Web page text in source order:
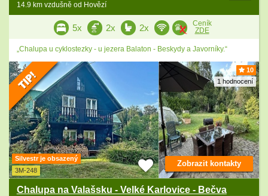
14.9 km vzdušně od Hovězí
5x 2x 2x
Ceník
ZDE
„Chalupa u cyklostezky - u jezera Balaton - Beskydy a Javorníky.“
10
1 hodnocení
Silvestr je obsazený
3M-248
Chalupa na Valašsku - Velké Karlovice - Bečva
Zobrazit kontakty